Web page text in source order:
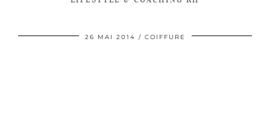
26 MAI 2014 COIFFURE